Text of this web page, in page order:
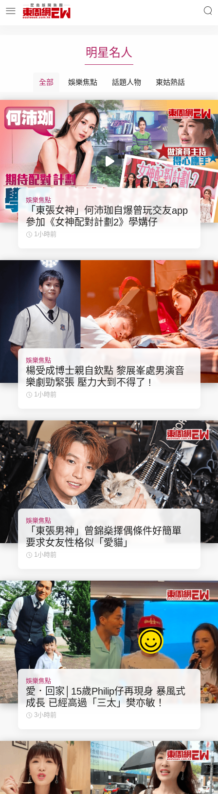
東周食玩通 會員活動
玄學靈異 東周專欄
集團旗下品牌
東周刊 cazbuyer 東Touch
PCM 電腦廣場 星島頭條 星島日報
頭條日報 星島環球 The Standard
親子王 Oh!爸媽 JobMarket
頭條搵工 EDUPLUS
關於我們
聯絡我們
隱私政策聲明
使用條款
版權及免責聲明
Copyright © 東周網 版權所有 . 不得轉載
©Eastweek.com.hk. All rights reserved.
明星名人
全部 娛樂焦點 話題人物 東姑熱話
娛樂焦點
「東張女神」何沛珈自爆曾玩交友app
參加《女神配對計劃2》學媾仔
1小時前
娛樂焦點
楊受成博士親自欽點 黎展峯處男演音
樂劇勁緊張 壓力大到不得了 !
1小時前
娛樂焦點
「東張男神」曾錦燊擇偶條件好簡單
要求女友性格似「愛貓」
1小時前
娛樂焦點
愛．回家│15歲Philip仔再現身 暴風式
成長 已經高過「三太」樊亦敏！
3小時前